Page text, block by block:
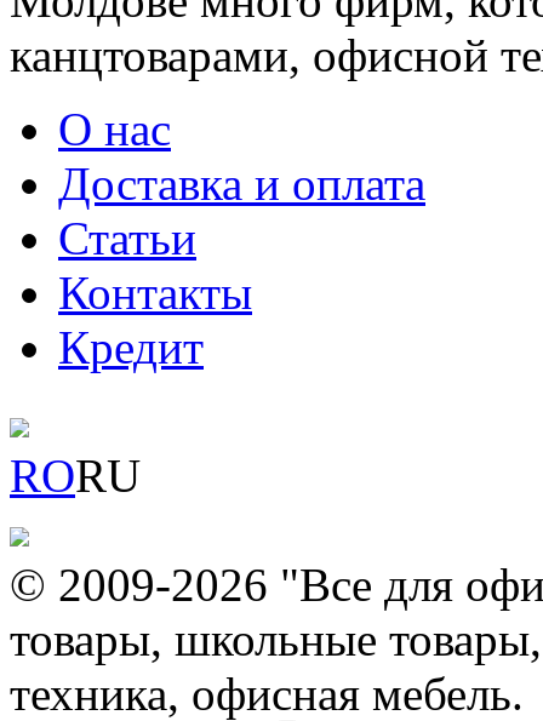
канцтоварами, офисной
О нас
Доставка и оплата
Статьи
Контакты
Кредит
RORU
© 2009-2026 "Все для
товары, школьные
техника, офисная мебель.